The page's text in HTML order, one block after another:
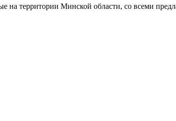
на территории Минской области, со всеми